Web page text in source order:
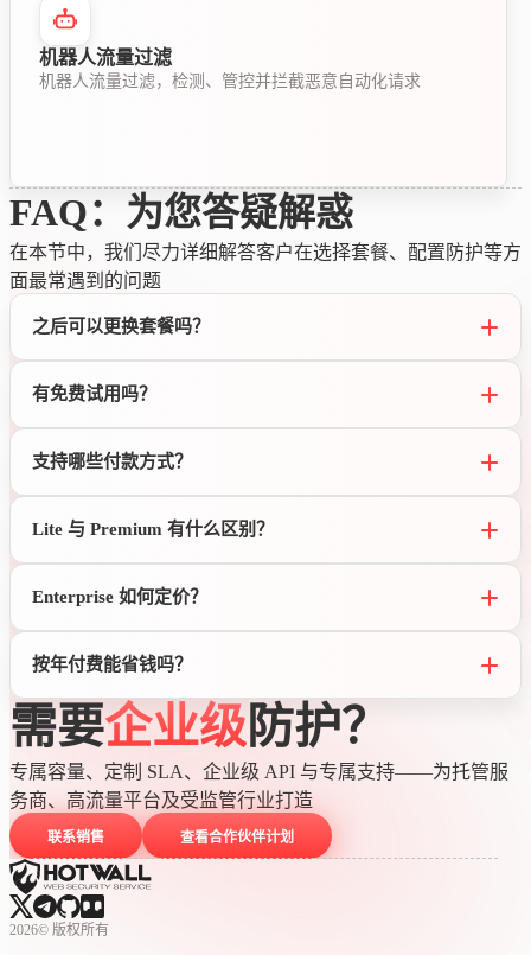
机器人流量过滤
机器人流量过滤，检测、管控并拦截恶意自动化请求
FAQ：为您答疑解惑
在本节中，我们尽力详细解答客户在选择套餐、配置防护等方
面最常遇到的问题
之后可以更换套餐吗？
有免费试用吗？
支持哪些付款方式？
Lite 与 Premium 有什么区别？
Enterprise 如何定价？
按年付费能省钱吗？
需要企业级防护？
专属容量、定制 SLA、企业级 API 与专属支持——为托管服
务商、高流量平台及受监管行业打造
联系销售 查看合作伙伴计划
2026© 版权所有